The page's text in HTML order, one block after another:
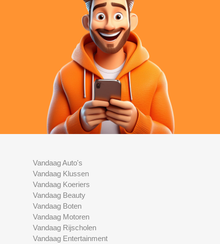
Vandaag Auto's
Vandaag Klussen
Vandaag Koeriers
Vandaag Beauty
Vandaag Boten
Vandaag Motoren
Vandaag Rijscholen
Vandaag Entertainment